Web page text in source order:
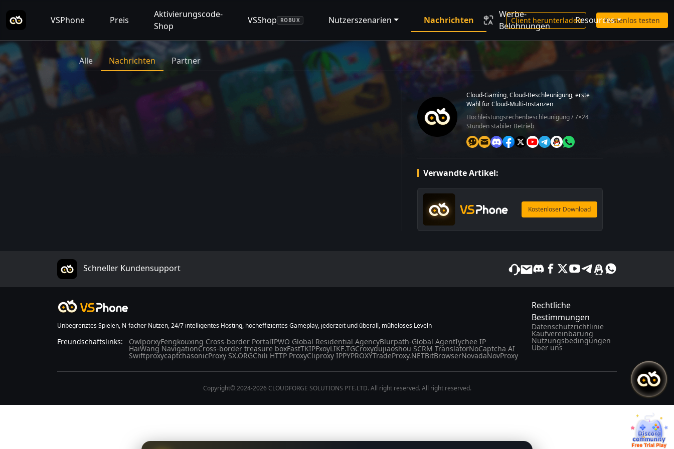
VSPhone Preis
Aktivierungscode-
Shop
VSShop ROBUX Nutzerszenarien Nachrichten
Werbe-
Belohnungen
Resources
Client herunterladen Kostenlos testen
Alle Nachrichten Partner
Cloud-Gaming, Cloud-Beschleunigung, erste
Wahl für Cloud-Multi-Instanzen
Hochleistungsrechenbeschleunigung / 7×24
Stunden stabiler Betrieb
Verwandte Artikel:
Kostenloser Download
Schneller Kundensupport
Unbegrenztes Spielen, N-facher Nutzen, 24/7 intelligentes Hosting, hocheffizientes Gameplay, jederzeit und überall, müheloses Leveln
Freundschaftslinks: OwlporxyFengkouxing Cross-border PortalIPWO Global Residential AgencyBlurpath-Global AgentIychee IP
HaiWang NavigationCross-border treasure boxFastTKIPFxoyLIKE.TGCroxydujiaoshou SCRM TranslatorNoCaptcha AI
SwiftproxycaptchasonicProxy SX.ORGChili HTTP ProxyCliproxy IPPYPROXYTradeProxy.NETBitBrowserNovadaNovProxy
Rechtliche
Bestimmungen
Datenschutzrichtlinie
Kaufvereinbarung
Nutzungsbedingungen
Über uns
Copyright© 2024-2026 CLOUDFORGE SOLUTIONS PTE.LTD. All right reserved. All right reserved.